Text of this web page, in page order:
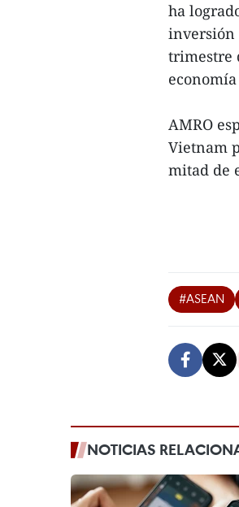
ha
inversión
trimestre
AMRO
Vietnam
mitad de
#ASEAN
NOTICIAS